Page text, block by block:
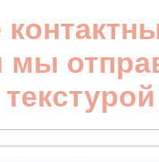
мы